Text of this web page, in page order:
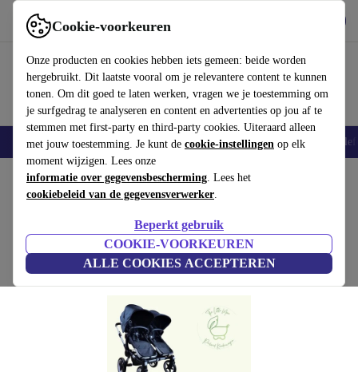
Cookie-voorkeuren
Onze producten en cookies hebben iets gemeen: beide worden
hergebruikt. Dit laatste vooral om je relevantere content te kunnen
tonen. Om dit goed te laten werken, vragen we je toestemming om
je surfgedrag te analyseren en content en advertenties op jou af te
stemmen met first-party en third-party cookies. Uiteraard alleen
met jouw toestemming. Je kunt de cookie-instellingen op elk
moment wijzigen. Lees onze
informatie over gegevensbescherming. Lees het
cookiebeleid van de gegevensverwerker.
Beperkt gebruik
COOKIE-VOORKEUREN
ALLE COOKIES ACCEPTEREN
Gebruik refurbed snel en eenvoudig
Smartphones Laptops Tablets Smartwatches Accessoires
Home Baby & kinderen Kinderwagens & Buggy's Kinderwagens
Bugaboo Donkey 3 Twin tweelingwagen
zwart
(Beoordelingen worden verzameld)